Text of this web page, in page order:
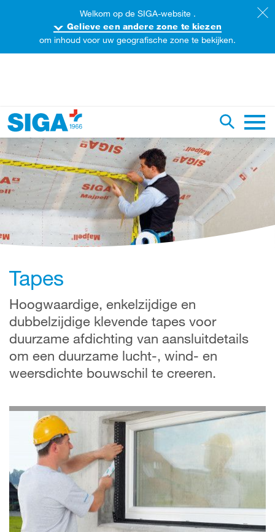
de website
Tapes
Hoogwaardige, enkelzijdige en
dubbelzijdige klevende tapes voor
duurzame afdichting van aansluitdetails
om een duurzame lucht-, wind- en
weersdichte bouwschil te creeren.
Welkom op de SIGA-website .
Gelieve een andere zone te kiezen
om inhoud voor uw geografische zone te bekijken.